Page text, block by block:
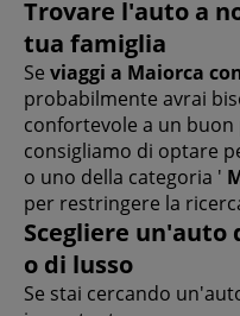
Trovare l'auto a
tua famiglia
Se viaggi a Maiorca
probabilmente avrai
confortevole a un buon
consigliamo di optare
o uno della categoria '
per restringere la
Scegliere un'auto
o di lusso
Se stai cercando